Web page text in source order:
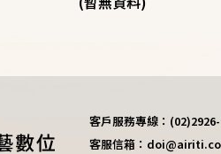
客戶服務專線：
客服信箱：